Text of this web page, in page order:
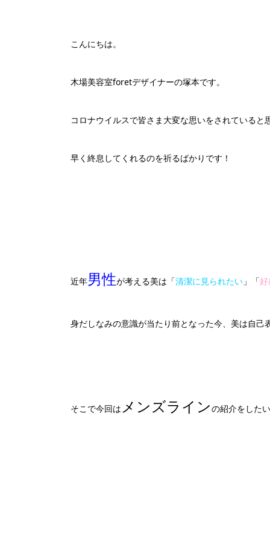
こんにちは。
木場美容室foretデザイナーの塚本です。
コロナウイルスで皆さま大変な思いをされていると
早く終息してくれるのを祈るばかりです！
近年男性が考える美は「清潔に見られたい 」「
身だしなみの意識が当たり前となった今、美は自己
そこで今回は メンズラインの紹介をした